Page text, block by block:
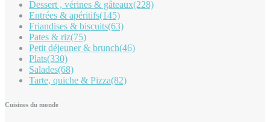
Dessert , vérines & gâteaux(228)
Entrées & apéritifs(145)
Friandises & biscuits(63)
Pates & riz(75)
Petit déjeuner & brunch(46)
Plats(330)
Salades(68)
Tarte, quiche & Pizza(82)
Cuisines du monde